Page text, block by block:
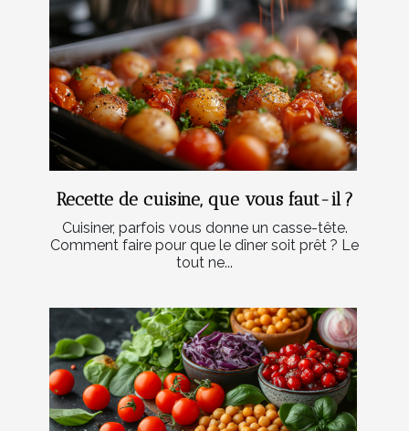
Recette de cuisine, que vous faut-il ?
Cuisiner, parfois vous donne un casse-tête.
Comment faire pour que le dîner soit prêt ? Le
tout ne...